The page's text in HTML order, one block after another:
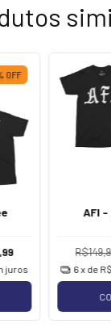
OFF
juros
AFI
6x de